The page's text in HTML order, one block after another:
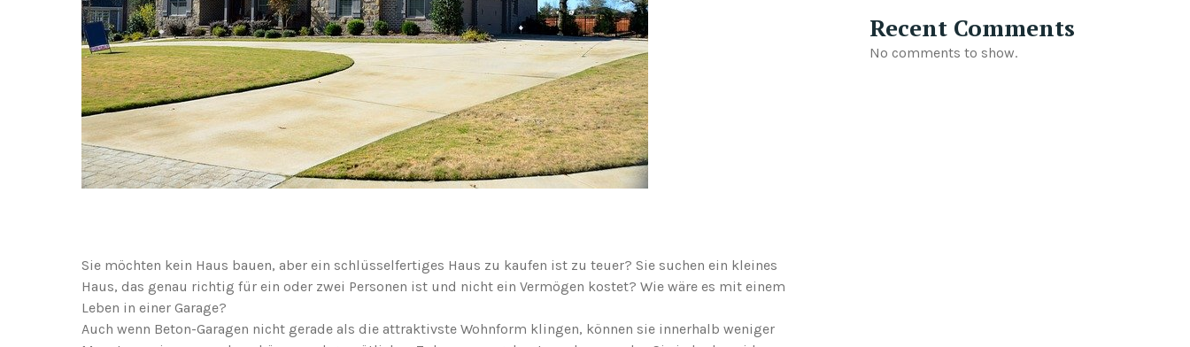
Sie möchten kein Haus bauen, aber ein schlüsselfertiges Haus zu kaufen ist zu teuer? Sie suchen ein kleines
Haus, das genau richtig für ein oder zwei Personen ist und nicht ein Vermögen kostet? Wie wäre es mit einem
Leben in einer Garage?
Auch wenn Beton-Garagen nicht gerade als die attraktivste Wohnform klingen, können sie innerhalb weniger
Recent Comments
No comments to show.